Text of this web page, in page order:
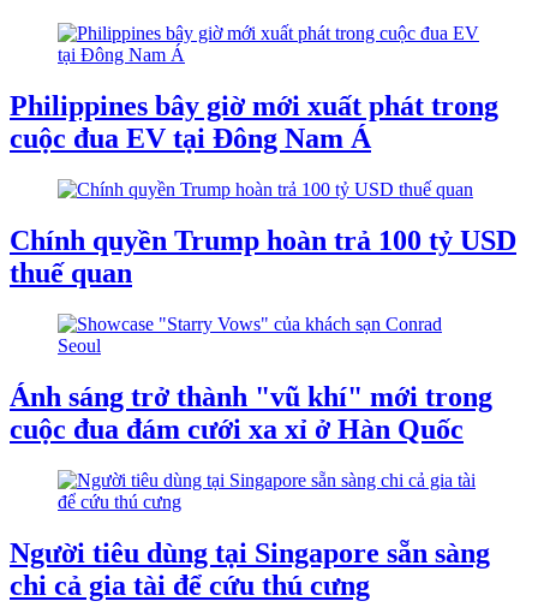
Philippines bây giờ mới xuất phát trong
cuộc đua EV tại Đông Nam Á
Chính quyền Trump hoàn trả 100 tỷ USD
thuế quan
Ánh sáng trở thành "vũ khí" mới trong
cuộc đua đám cưới xa xỉ ở Hàn Quốc
Người tiêu dùng tại Singapore sẵn sàng
chi cả gia tài để cứu thú cưng